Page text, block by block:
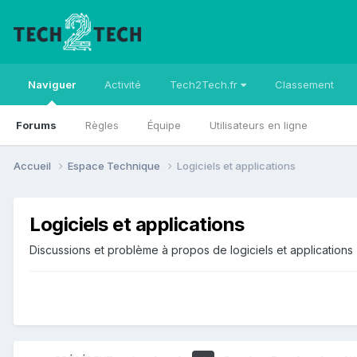
Naviguer
Forums Règles Équipe Utilisateurs en ligne
Activité Tech2Tech.fr Classement
Accueil Espace Technique Logiciels et applications
Logiciels et applications
Discussions et problème à propos de logiciels et applications